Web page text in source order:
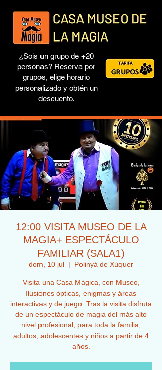
¿Sois un grupo de +20
personas? Reserva por
grupos, elige horario
personalizado y obtén un
descuento.
12:00 VISITA MUSEO DE LA
MAGIA+ ESPECTÁCULO
FAMILIAR (SALA1)
dom, 10 jul
  |
Polinyà de Xúquer
Visita una Casa Mágica, con Museo,
Ilusiones ópticas, enigmas y áreas
interactivas y de juego. Tras la visita disfruta
de un espectáculo de magia del más alto
nivel profesional, para toda la familia,
adultos, adolescentes y niños a partir de 4
años.